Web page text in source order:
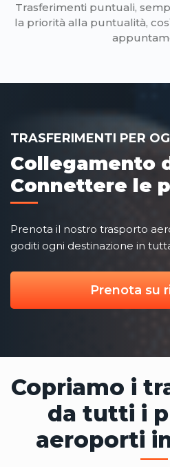
Trasferimenti puntuali,
la priorità alla puntualità,
TRASFERIMENTI PER
Collegamento
Connettere le
Prenota il nostro trasporto
goditi ogni destinazione in
Prenota su
Copriamo i
da tutti i
aeroporti in